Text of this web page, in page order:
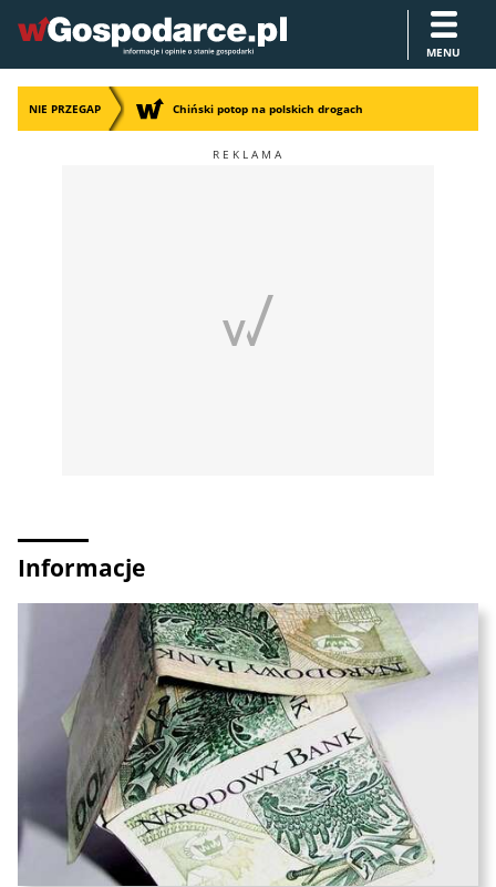
MENU
NIE PRZEGAP Chiński potop na polskich drogach
Informacje